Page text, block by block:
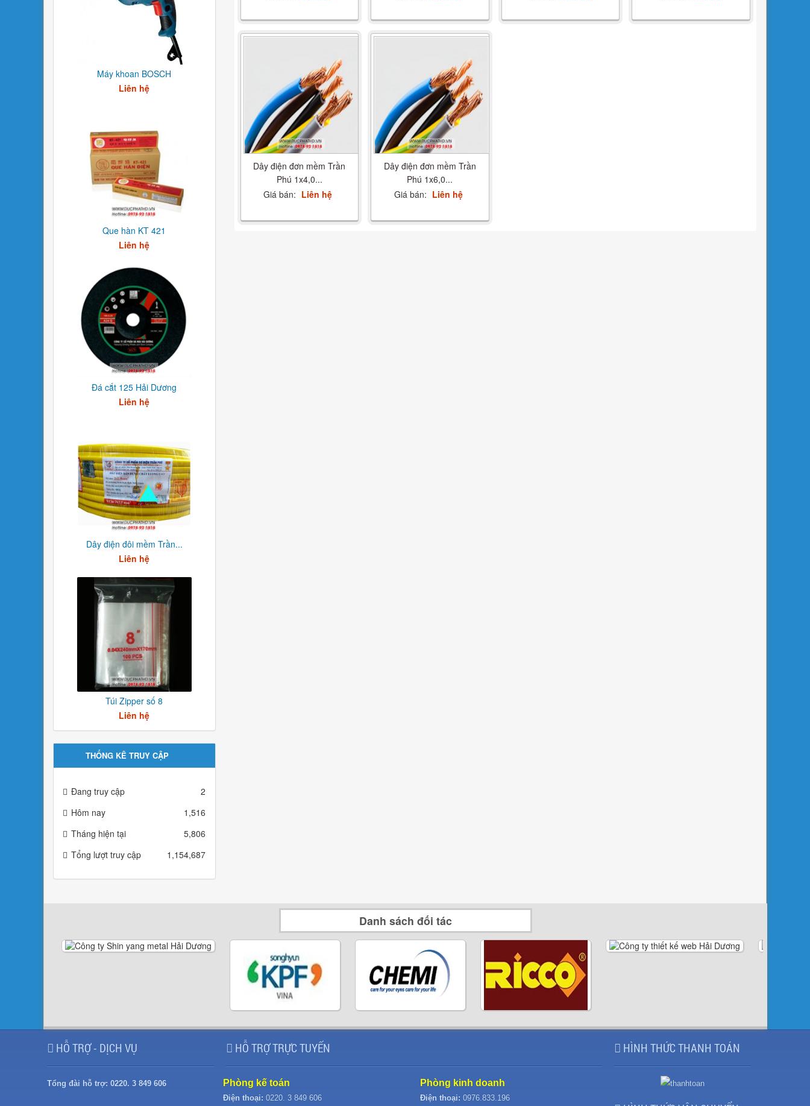
Dây điện đơn mềm Trần
Phú 1x4,0...
Giá bán: Liên hệ
Dây điện đơn mềm Trần
Phú 1x6,0...
Giá bán: Liên hệ
Máy khoan BOSCH
Liên hệ
Que hàn KT 421
Liên hệ
Đá cắt 125 Hải Dương
Liên hệ
Dây điện đôi mềm Trần...
Liên hệ
Túi Zipper số 8
Liên hệ
THỐNG KÊ TRUY CẬP
Đang truy cập
2
Hôm nay
1,516
Tháng hiện tại
5,806
Tổng lượt truy cập
1,154,687
Danh sách đối tác
HỖ TRỢ - DỊCH VỤ
Tổng đài hỗ trợ: 0220. 3 849 606
HỖ TRỢ TRỰC TUYẾN
Phòng kế toán
Điện thoại: 0220. 3 849 606
Phòng kinh doanh
Điện thoại: 0976.833.196
HÌNH THỨC THANH TOÁN